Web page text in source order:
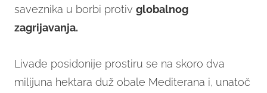
saveznika u borbi protiv globalnog
zagrijavanja.
Livade posidonije prostiru se na skoro dva
milijuna hektara duž obale Mediterana i, unatoč